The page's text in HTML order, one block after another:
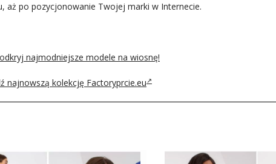
aż po pozycjonowanie Twojej marki w Internecie.
najmodniejsze modele na wiosnę!
najnowszą kolekcję Factoryprcie.eu